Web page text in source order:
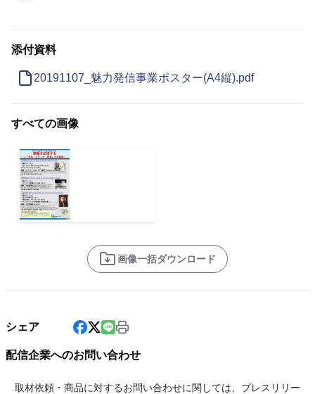
添付資料
20191107_魅力発信事業ポスター(A4縦).pdf
すべての画像
画像一括ダウンロード
シェア
配信企業へのお問い合わせ
取材依頼・商品に対するお問い合わせに関しては、プレスリリー